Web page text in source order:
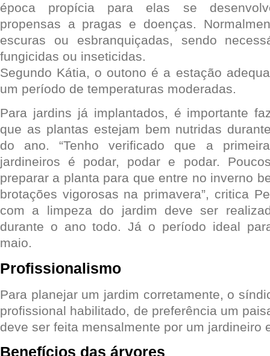
época propícia para elas se
propensas a pragas e doenças.
escuras ou esbranquiçadas, sendo
fungicidas ou inseticidas.
Segundo Kátia, o outono é a estação
um período de temperaturas moderadas.
Para jardins já implantados, é importante
que as plantas estejam bem nutridas
do ano. “Tenho verificado que a
jardineiros é podar, podar e podar.
preparar a planta para que entre no inverno
brotações vigorosas na primavera”, critica
com a limpeza do jardim deve ser
durante o ano todo. Já o período ideal
maio.
Profissionalismo
Para planejar um jardim corretamente, o
profissional habilitado, de preferência um
deve ser feita mensalmente por um jardineiro
Benefícios das árvores